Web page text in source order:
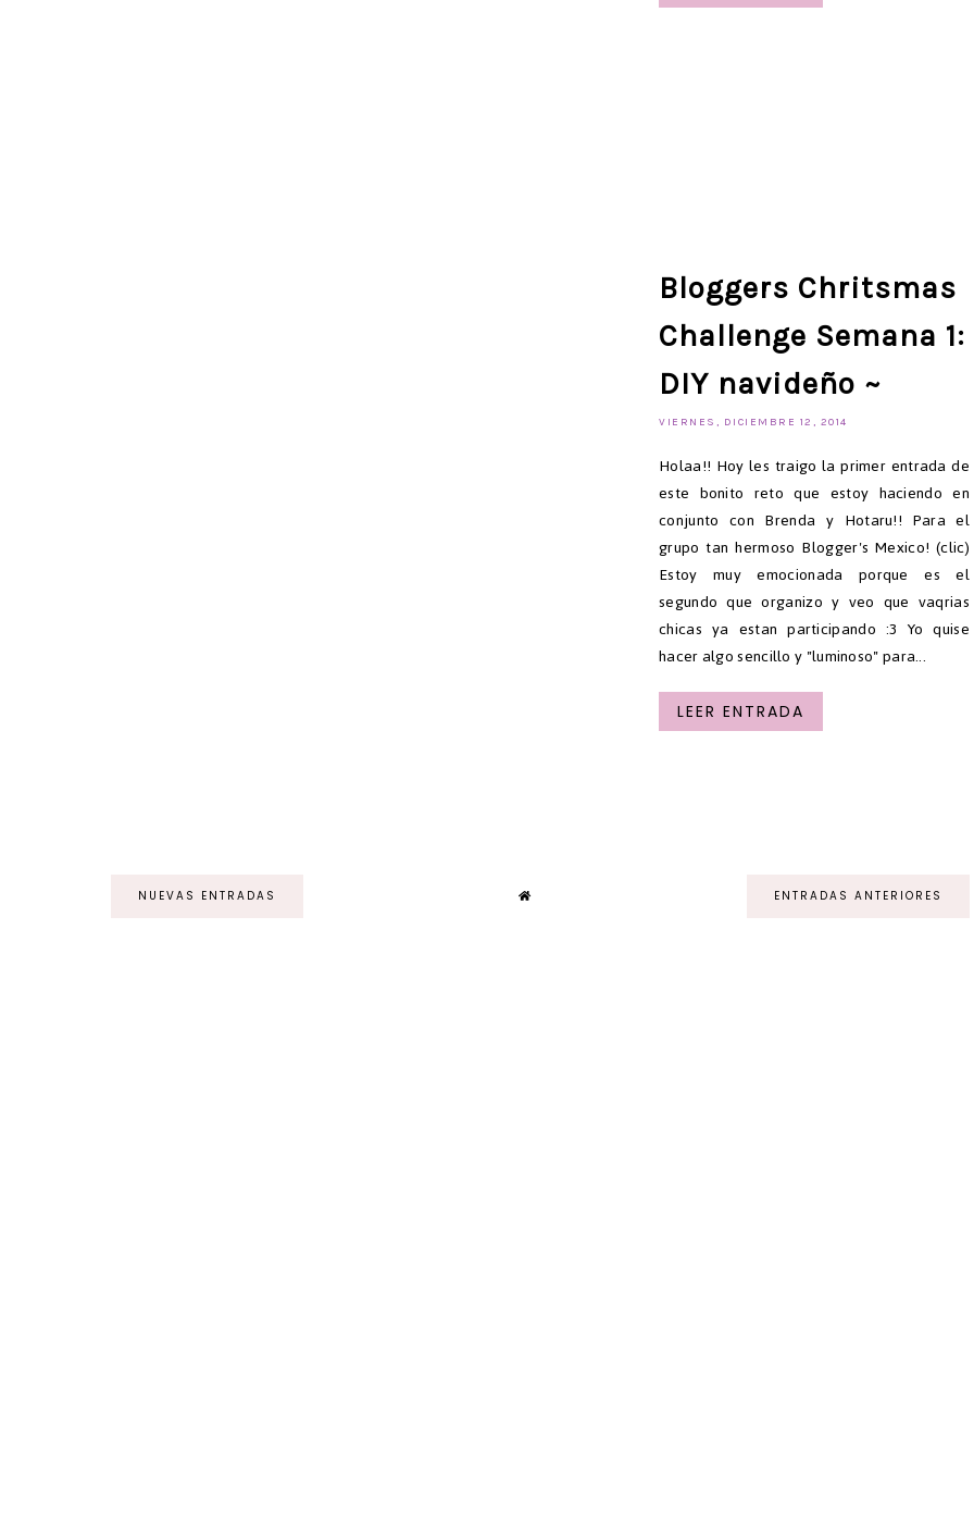
Bloggers Chritsmas
Challenge Semana 1:
DIY navideño ~
VIERNES, DICIEMBRE 12, 2014
Holaa!! Hoy les traigo la primer entrada de
este bonito reto que estoy haciendo en
conjunto con Brenda y Hotaru!! Para el
grupo tan hermoso Blogger's Mexico! (clic)
Estoy muy emocionada porque es el
segundo que organizo y veo que vaqrias
chicas ya estan participando :3 Yo quise
hacer algo sencillo y "luminoso" para...
LEER ENTRADA
NUEVAS ENTRADAS ENTRADAS ANTERIORES